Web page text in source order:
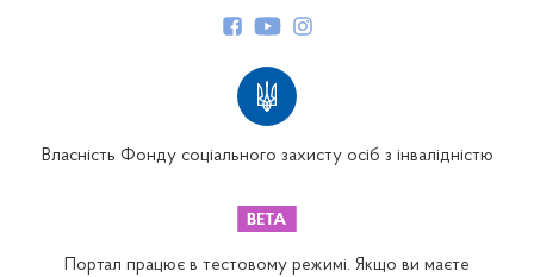
Власність Фонду соціального захисту осіб з інвалідністю
Портал працює в тестовому режимі. Якщо ви маєте